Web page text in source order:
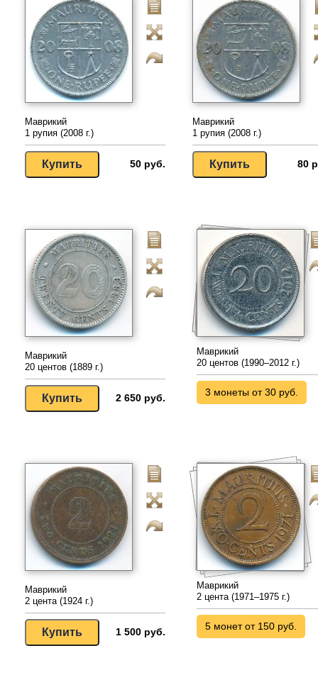
Маврикий
1 рупия (2008 г.)
50 руб.
Маврикий
1 рупия (2008 г.)
80
Маврикий
20 центов (1889 г.)
2 650 руб.
Маврикий
20 центов (1990–2012 г.)
3 монеты от 30 руб.
Маврикий
2 цента (1924 г.)
1 500 руб.
Маврикий
2 цента (1971–1975 г.)
5 монет от 150 руб.